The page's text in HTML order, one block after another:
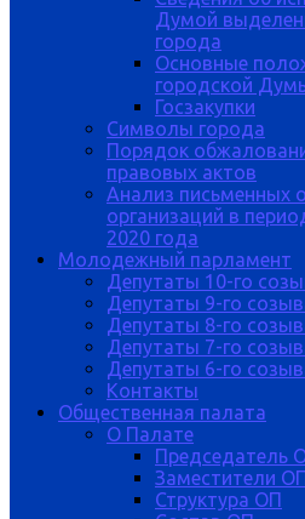
Думой
города
Основные
городской
Госзакупки
Символы города
Порядок
правовых актов
Анализ письменных
организаций в
2020 года
Молодежный парламент
Депутаты 10-го
Депутаты 9-го
Депутаты 8-го
Депутаты 7-го
Депутаты 6-го
Контакты
Общественная палата
О Палате
Председатель
Заместители
Структура ОП